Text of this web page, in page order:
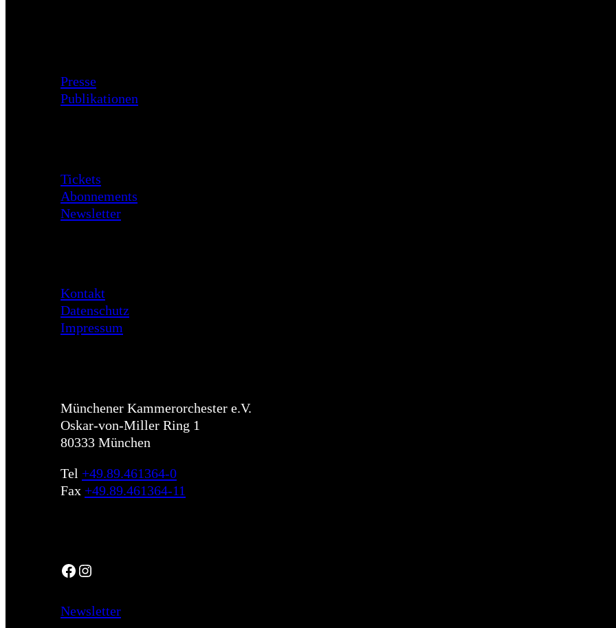
Presse
Publikationen
Tickets
Abonnements
Newsletter
Kontakt
Datenschutz
Impressum
Münchener Kammerorchester e.V.
Oskar-von-Miller Ring 1
80333 München
Tel +49.89.461364-0
Fax +49.89.461364-11
Facebook Instagram
Newsletter